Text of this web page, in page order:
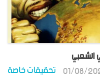
الشعبي
تحقيقات خاصة